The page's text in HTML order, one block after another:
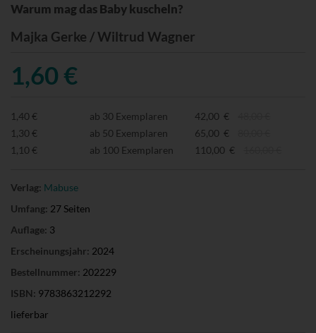
Warum mag das Baby kuscheln?
Majka Gerke / Wiltrud Wagner
1,60 €
1,40 € ab 30 Exemplaren 42,00 €
1,30 €
ab 50 Exemplaren 65,00 €
1,10 €
ab 100 Exemplaren 110,00 €
Verlag: Mabuse
Umfang: 27 Seiten
Auflage: 3
Erscheinungsjahr: 2024
Bestellnummer: 202229
ISBN: 9783863212292
lieferbar